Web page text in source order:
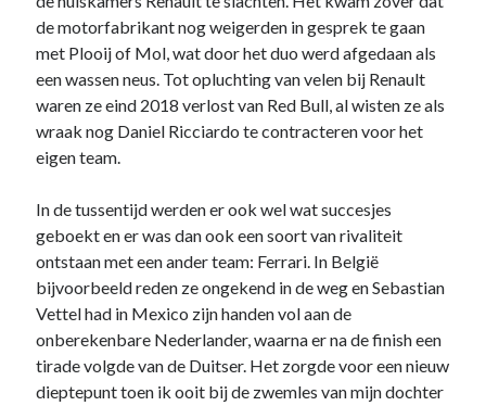
de motorfabrikant nog weigerden in gesprek te gaan
met Plooij of Mol, wat door het duo werd afgedaan als
een wassen neus. Tot opluchting van velen bij Renault
waren ze eind 2018 verlost van Red Bull, al wisten ze als
wraak nog Daniel Ricciardo te contracteren voor het
eigen team.
In de tussentijd werden er ook wel wat succesjes
geboekt en er was dan ook een soort van rivaliteit
ontstaan met een ander team: Ferrari. In België
bijvoorbeeld reden ze ongekend in de weg en Sebastian
Vettel had in Mexico zijn handen vol aan de
onberekenbare Nederlander, waarna er na de finish een
tirade volgde van de Duitser. Het zorgde voor een nieuw
dieptepunt toen ik ooit bij de zwemles van mijn dochter
website niet meer
kunt gebruiken.